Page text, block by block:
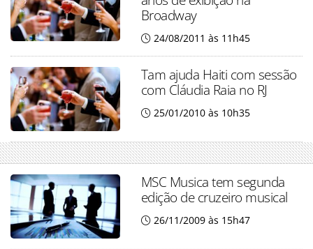
Broadway
24/08/2011 às 11h45
Tam ajuda Haiti com sessão
com Cláudia Raia no RJ
25/01/2010 às 10h35
MSC Musica tem segunda
edição de cruzeiro musical
26/11/2009 às 15h47